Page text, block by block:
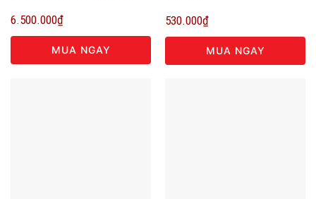
6.500.000₫
MUA NGAY
530.000₫
MUA NGAY